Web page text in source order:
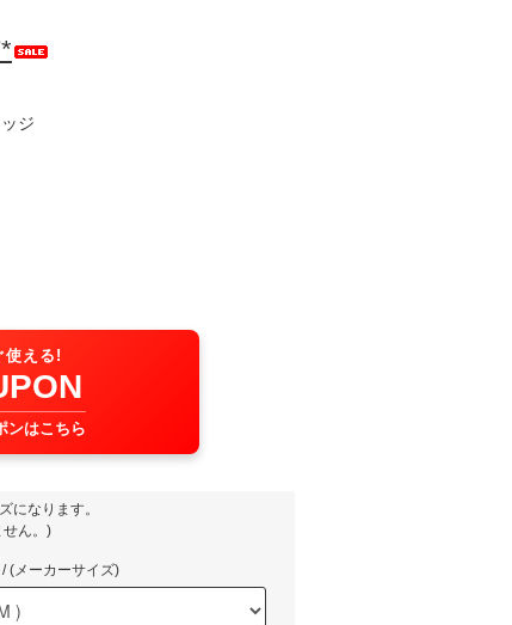
ジ
使える!
ンはこちら
になります。
せん。)
(メーカーサイズ)